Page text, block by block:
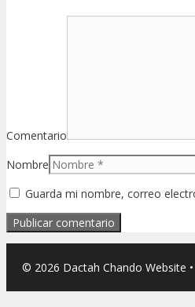
Comentario
Nombre
Guarda mi nombre, correo
© 2026 Dactah Chando Website